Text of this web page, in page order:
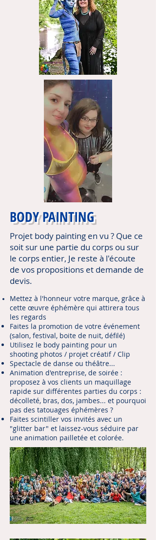
BODY PAINTING
Projet body painting en vu ? Que ce
soit sur une partie du corps ou sur
le corps entier, Je reste à l'écoute
de vos propositions et demande de
devis.
Mettez à l'honneur votre marque, grâce à
cette œuvre éphémère qui attirera tous
les regards
Faites la promotion de votre événement
(salon, festival, boite de nuit, défilé)
Utilisez le body painting pour un
shooting photos / projet créatif / Clip
Spectacle de danse ou théâtre...
Animation d'entreprise, de soirée :
proposez à vos clients un maquillage
rapide sur différentes parties du corps :
décolleté, bras, dos, jambes... et pourquoi
pas des tatouages éphémères ?
Faites scintiller vos invités avec un
"glitter bar" et laissez-vous séduire par
une animation pailletée et colorée.